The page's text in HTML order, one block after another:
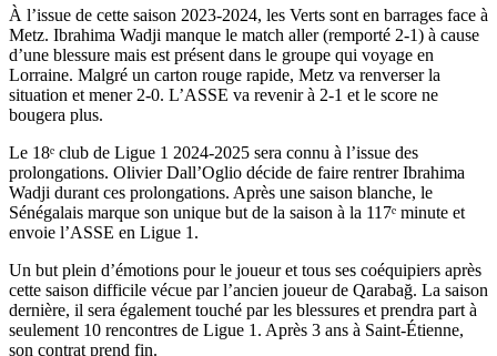
À l’issue de cette saison 2023-2024, les Verts sont en barrages face à
Metz. Ibrahima Wadji manque le match aller (remporté 2-1) à cause
d’une blessure mais est présent dans le groupe qui voyage en
Lorraine. Malgré un carton rouge rapide, Metz va renverser la
situation et mener 2-0. L’ASSE va revenir à 2-1 et le score ne
bougera plus.
Le 18ᵉ club de Ligue 1 2024-2025 sera connu à l’issue des
prolongations. Olivier Dall’Oglio décide de faire rentrer Ibrahima
Wadji durant ces prolongations. Après une saison blanche, le
Sénégalais marque son unique but de la saison à la 117ᵉ minute et
envoie l’ASSE en Ligue 1.
Un but plein d’émotions pour le joueur et tous ses coéquipiers après
cette saison difficile vécue par l’ancien joueur de Qarabağ. La saison
dernière, il sera également touché par les blessures et prendra part à
seulement 10 rencontres de Ligue 1. Après 3 ans à Saint-Étienne,
son contrat prend fin.